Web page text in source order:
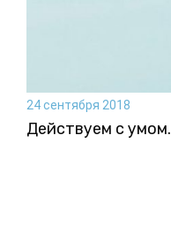
24 сентября 2018
Действуем с умом.